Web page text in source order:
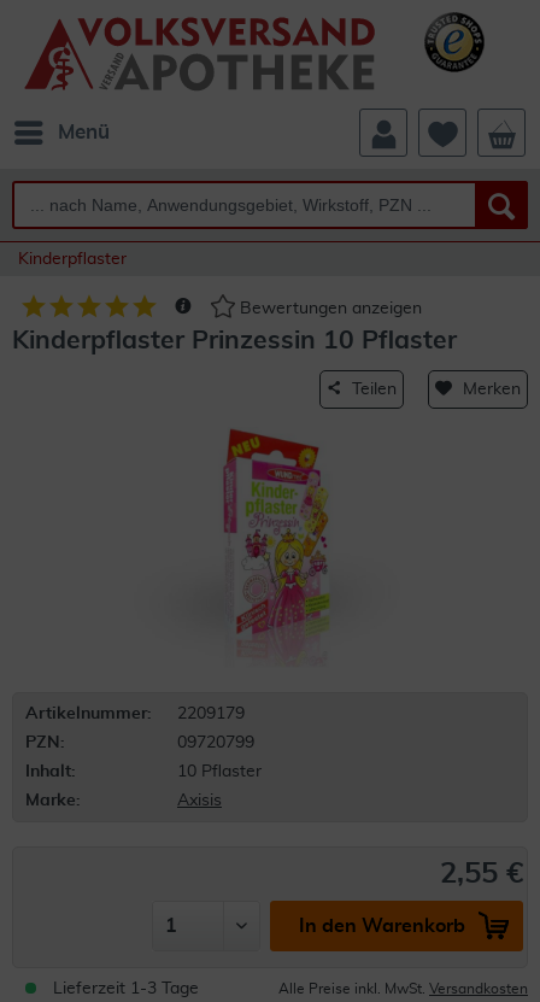
Menü
Kinderpflaster
Bewertungen anzeigen
Kinderpflaster Prinzessin 10 Pflaster
Teilen Merken
Artikelnummer:
2209179
PZN:
09720799
Inhalt:
10 Pflaster
Marke:
Axisis
2,55 €
In den Warenkorb
Lieferzeit 1-3 Tage Alle Preise inkl. MwSt. Versandkosten